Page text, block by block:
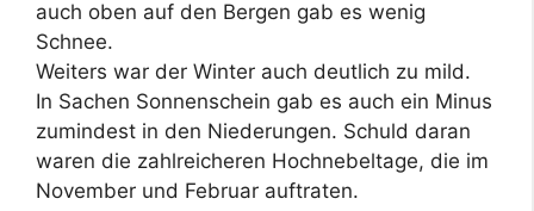
auch oben auf den Bergen gab es wenig
Schnee.
Weiters war der Winter auch deutlich zu mild.
In Sachen Sonnenschein gab es auch ein Minus
zumindest in den Niederungen. Schuld daran
waren die zahlreicheren Hochnebeltage, die im
November und Februar auftraten.